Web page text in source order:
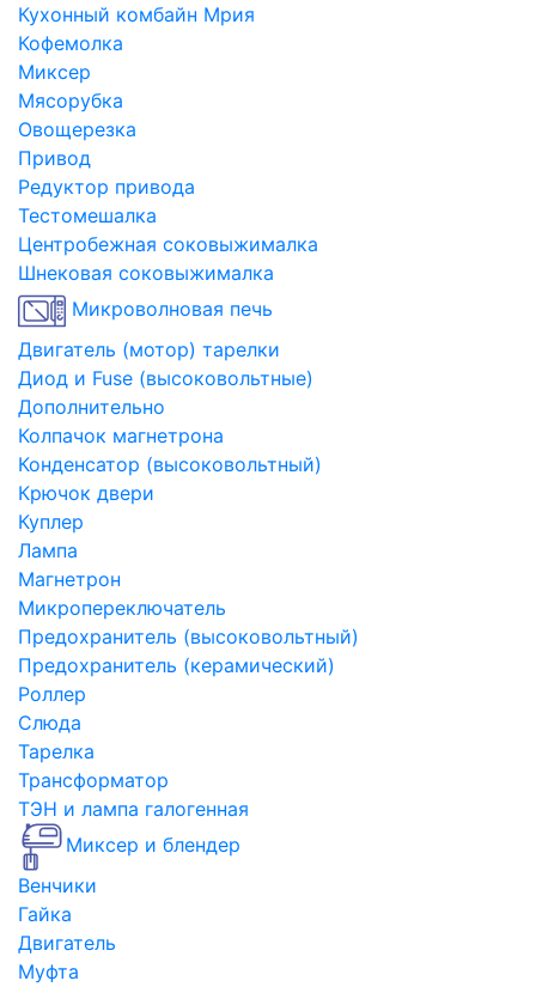
Кухонный комбайн Мрия
Кофемолка
Миксер
Мясорубка
Овощерезка
Привод
Редуктор привода
Тестомешалка
Центробежная соковыжималка
Шнековая соковыжималка
Микроволновая печь
Двигатель (мотор) тарелки
Диод и Fuse (высоковольтные)
Дополнительно
Колпачок магнетрона
Конденсатор (высоковольтный)
Крючок двери
Куплер
Лампа
Магнетрон
Микропереключатель
Предохранитель (высоковольтный)
Предохранитель (керамический)
Роллер
Слюда
Тарелка
Трансформатор
ТЭН и лампа галогенная
Миксер и блендер
Венчики
Гайка
Двигатель
Муфта